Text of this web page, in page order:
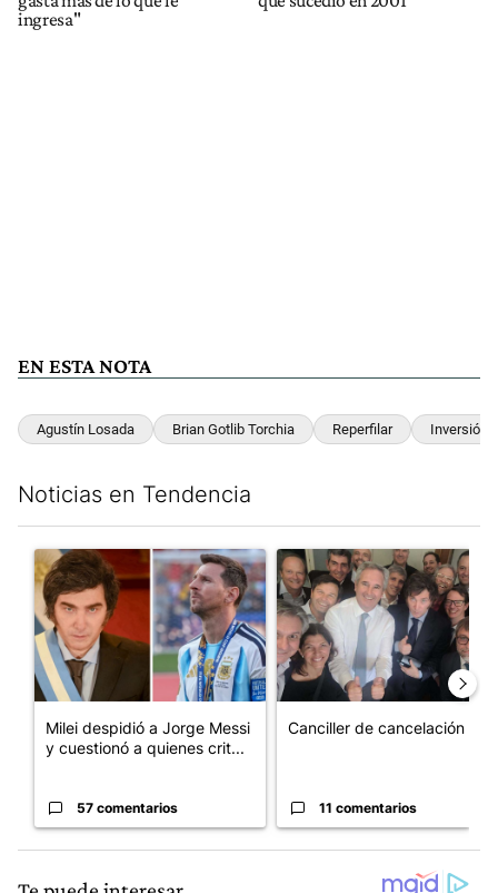
ingresa"
EN ESTA NOTA
Agustín Losada Brian Gotlib Torchia Reperfilar Inversión
Noticias en Tendencia
Un artículo de tendencia con el título "Milei despidió a Jorge
Milei despidió a Jorge Messi
y cuestionó a quienes crit...
57 comentarios
Un artículo de tendencia con
Canciller de cancelación
11 comentarios